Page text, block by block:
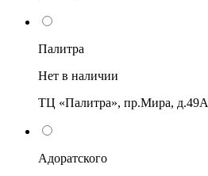
Палитра
Нет в наличии
ТЦ «Палитра», пр.Мира, д.49А
Адоратского